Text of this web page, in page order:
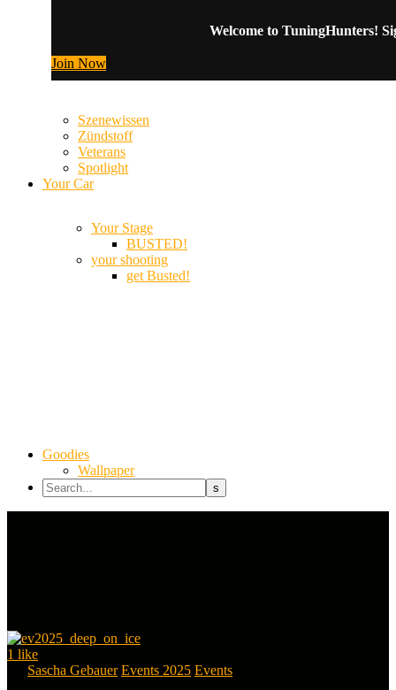
Welcome to TuningHunters!
Join Now
Szenewissen
Zündstoff
Veterans
Spotlight
Your Car
Your Stage
BUSTED!
your shooting
get Busted!
Goodies
Wallpaper
1 like
Sascha Gebauer Events 2025 Events